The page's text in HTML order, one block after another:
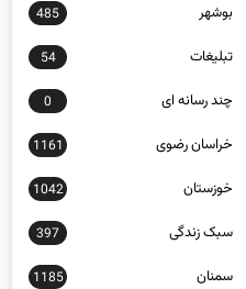
بوشهر 485
تبلیغات 54
چند رسانه ای 0
خراسان رضوی 1161
خوزستان 1042
سبک زندگی 397